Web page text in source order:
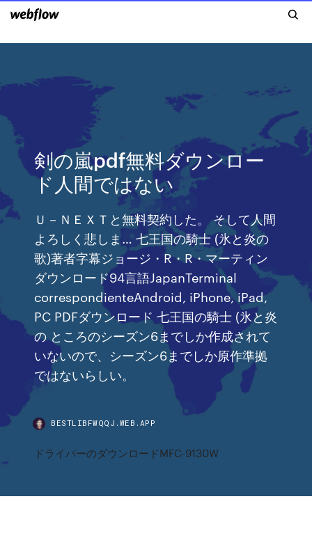
剣の嵐pdf無料ダウンロー
ド人間ではない
Ｕ－ＮＥＸＴと無料契約した。 そして人間
よろしく悲しま… 七王国の騎士 (氷と炎の
歌)著者字幕ジョージ・R・R・マーティン
ダウンロード94言語JapanTerminal
correspondienteAndroid, iPhone, iPad,
PC PDFダウンロード 七王国の騎士 (氷と炎
の ところのシーズン6までしか作成されて
いないので、シーズン6までしか原作準拠
ではないらしい。
BESTLIBFWQQJ.WEB.APP
ドライバーのダウンロードMFC-9130W